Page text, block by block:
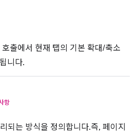
출에서 현재 탭의 기본 확대/축소
니다.
항
되는 방식을 정의합니다.즉, 페이지